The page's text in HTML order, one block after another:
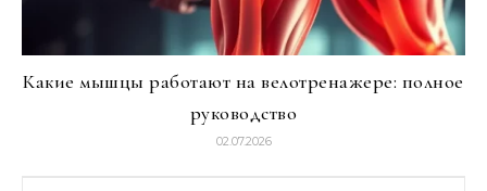
Какие мышцы работают на велотренажере: полное
руководство
02.07.2026